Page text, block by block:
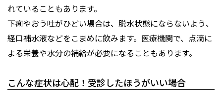
れていることもあります。
下痢やおう吐がひどい場合は、脱水状態にならないよう、
経口補水液などをこまめに飲みます。医療機関で、点滴に
よる栄養や水分の補給が必要になることもあります。
こんな症状は心配！受診したほうがいい場合